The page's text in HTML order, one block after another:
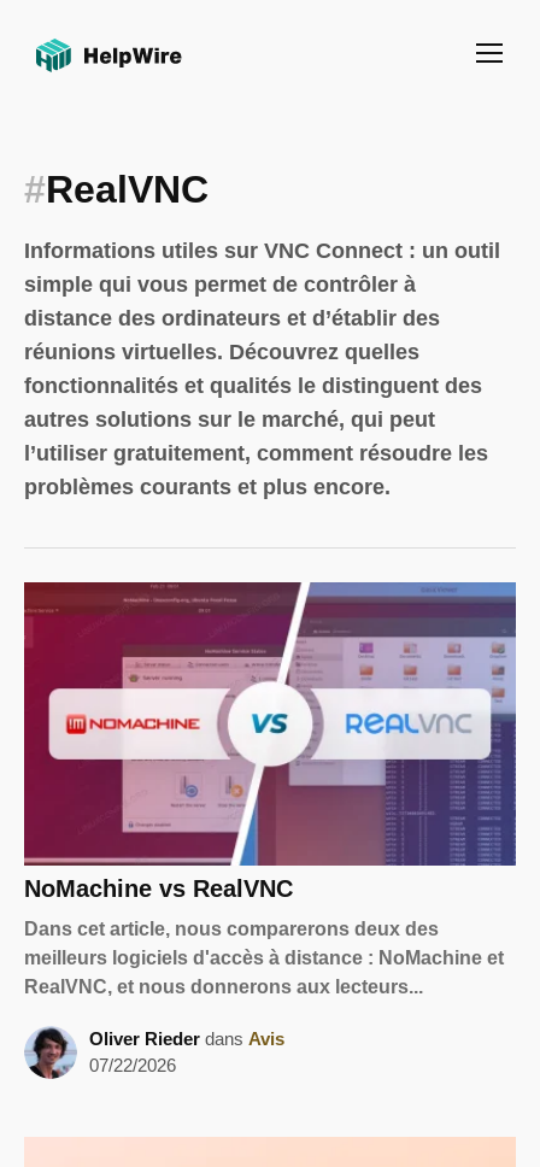
#RealVNC
Informations utiles sur VNC Connect : un outil
simple qui vous permet de contrôler à
distance des ordinateurs et d’établir des
réunions virtuelles. Découvrez quelles
fonctionnalités et qualités le distinguent des
autres solutions sur le marché, qui peut
l’utiliser gratuitement, comment résoudre les
problèmes courants et plus encore.
NoMachine vs RealVNC
Dans cet article, nous comparerons deux des
meilleurs logiciels d'accès à distance : NoMachine et
RealVNC, et nous donnerons aux lecteurs...
Oliver Rieder dans Avis
07/22/2026